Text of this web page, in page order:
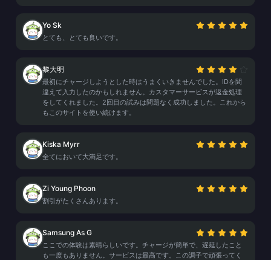
Yo Sk
とても、とても良いです。
黎大明
最初にチャージしようとした時はうまくいきませんでした。IDを間
違えて入力したのかもしれません。カスタマーサービスが返金処理
をしてくれました。2回目の試みは問題なく成功しました。これから
もこのサイトを使い続けます。
Kiska Myrr
全てにおいて大満足です。
Zi Young Phoon
割引がたくさんあります。
Samsung As G
ここでの体験は素晴らしいです。チャージが簡単で、遅延したこと
も一度もありません。サービスは最高です。この調子で頑張ってく